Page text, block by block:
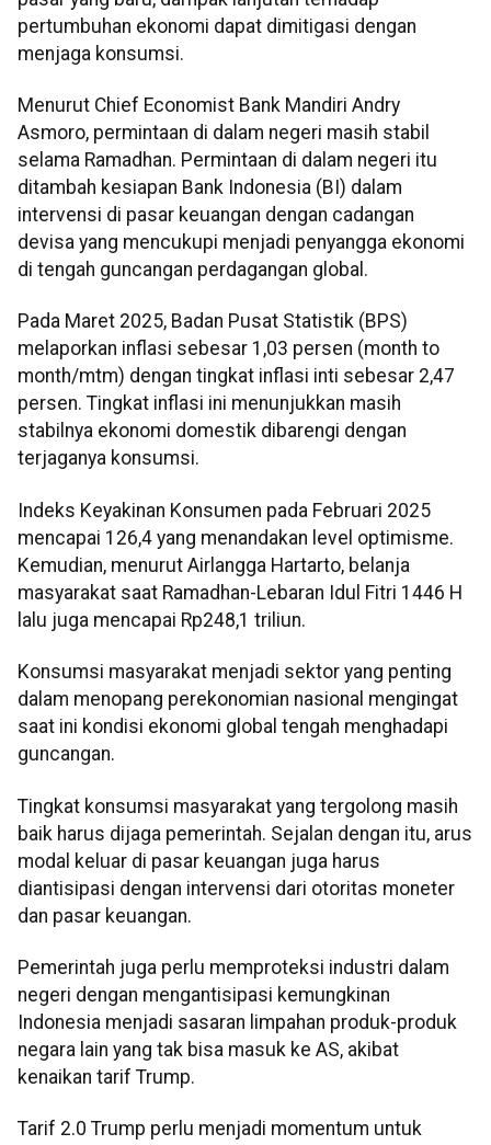
pertumbuhan ekonomi dapat dimitigasi dengan
menjaga konsumsi.
Menurut Chief Economist Bank Mandiri Andry
Asmoro, permintaan di dalam negeri masih stabil
selama Ramadhan. Permintaan di dalam negeri itu
ditambah kesiapan Bank Indonesia (BI) dalam
intervensi di pasar keuangan dengan cadangan
devisa yang mencukupi menjadi penyangga ekonomi
di tengah guncangan perdagangan global.
Pada Maret 2025, Badan Pusat Statistik (BPS)
melaporkan inflasi sebesar 1,03 persen (month to
month/mtm) dengan tingkat inflasi inti sebesar 2,47
persen. Tingkat inflasi ini menunjukkan masih
stabilnya ekonomi domestik dibarengi dengan
terjaganya konsumsi.
Indeks Keyakinan Konsumen pada Februari 2025
mencapai 126,4 yang menandakan level optimisme.
Kemudian, menurut Airlangga Hartarto, belanja
masyarakat saat Ramadhan-Lebaran Idul Fitri 1446 H
lalu juga mencapai Rp248,1 triliun.
Konsumsi masyarakat menjadi sektor yang penting
dalam menopang perekonomian nasional mengingat
saat ini kondisi ekonomi global tengah menghadapi
guncangan.
Tingkat konsumsi masyarakat yang tergolong masih
baik harus dijaga pemerintah. Sejalan dengan itu, arus
modal keluar di pasar keuangan juga harus
diantisipasi dengan intervensi dari otoritas moneter
dan pasar keuangan.
Pemerintah juga perlu memproteksi industri dalam
negeri dengan mengantisipasi kemungkinan
Indonesia menjadi sasaran limpahan produk-produk
negara lain yang tak bisa masuk ke AS, akibat
kenaikan tarif Trump.
Tarif 2.0 Trump perlu menjadi momentum untuk